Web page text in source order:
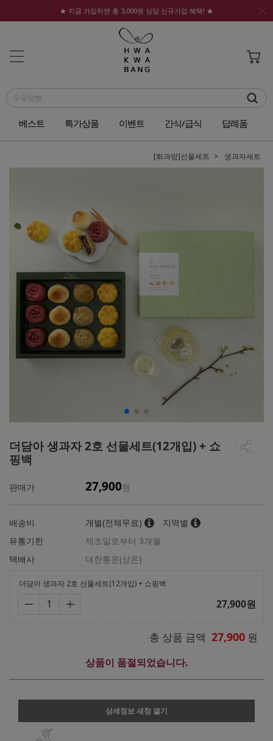
★ 지금 가입하면 총 3,000원 상당 신규가입 혜택! ★
베스트 특가상품 이벤트 간식/급식 답례품
[화과방]선물세트 생과자세트
더담아 생과자 2호 선물세트(12개입) + 쇼
핑백
판매가 27,900원
배송비 개별(전체무료)
지역별
유통기한
제조일로부터 3개월
택배사
대한통운(상온)
더담아 생과자 2호 선물세트(12개입) + 쇼핑백
27,900원
총 상품 금액 27,900 원
상품이 품절되었습니다.
상세정보 새창 열기